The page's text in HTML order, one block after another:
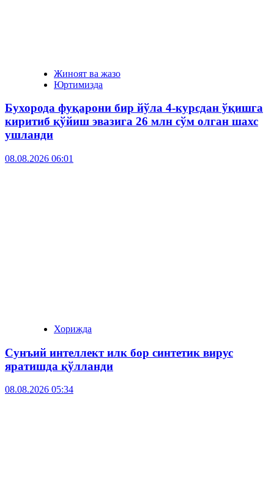
Жиноят ва жазо
Юртимизда
Бухорода фуқарони бир йўла 4-курсдан ўқишга
киритиб қўйиш эвазига 26 млн сўм олган шахс
ушланди
08.08.2026 06:01
Хорижда
Сунъий интеллект илк бор синтетик вирус
яратишда қўлланди
08.08.2026 05:34